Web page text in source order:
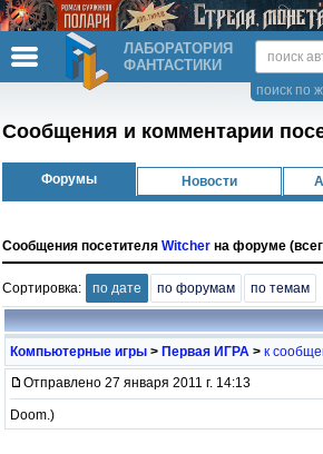
ЛАБОРАТОРИЯ
ФАНТАСТИКИ
поиск по
Сообщения и комментарии
Форумы Новости
Сообщения посетителя Witcher на форуме
Сортировка: по дате по форумам по темам
Компьютерные игры > Первая ИГРА > к
Отправлено 27 января 2011 г. 14:13
Doom.)